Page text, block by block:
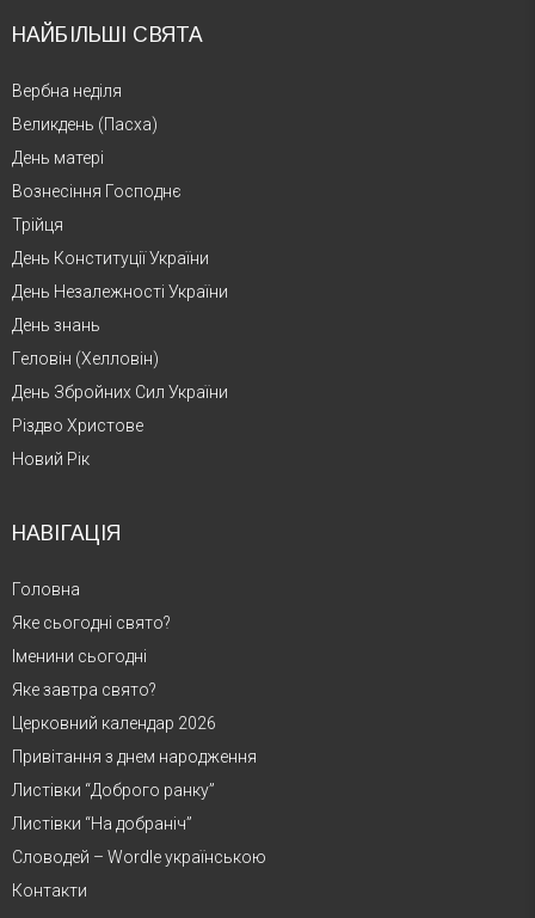
НАЙБІЛЬШІ СВЯТА
Вербна неділя
Великдень (Пасха)
День матері
Вознесіння Господнє
Трійця
День Конституції України
День Незалежності України
День знань
Геловін (Хелловін)
День Збройних Сил України
Різдво Христове
Новий Рік
НАВІГАЦІЯ
Головна
Яке сьогодні свято?
Іменини сьогодні
Яке завтра свято?
Церковний календар 2026
Привітання з днем народження
Листівки “Доброго ранку”
Листівки “На добраніч”
Словодей – Wordle українською
Контакти